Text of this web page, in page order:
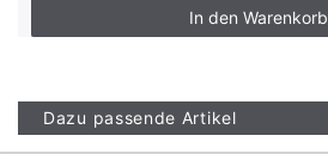
In den Warenkorb
Dazu passende Artikel